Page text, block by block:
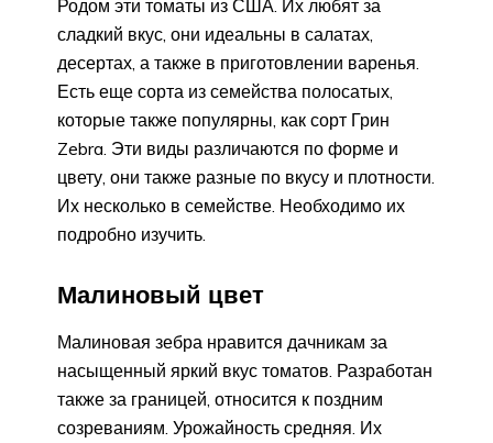
Родом эти томаты из США. Их любят за
сладкий вкус, они идеальны в салатах,
десертах, а также в приготовлении варенья.
Есть еще сорта из семейства полосатых,
которые также популярны, как сорт Грин
Zebra. Эти виды различаются по форме и
цвету, они также разные по вкусу и плотности.
Их несколько в семействе. Необходимо их
подробно изучить.
Малиновый цвет
Малиновая зебра нравится дачникам за
насыщенный яркий вкус томатов. Разработан
также за границей, относится к поздним
созреваниям. Урожайность средняя. Их